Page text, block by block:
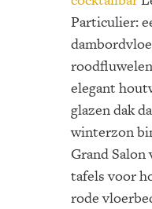
Particulier:
elegant
glazen dak
winterzon
Grand
tafels voor
rode